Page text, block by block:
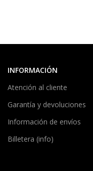
INFORMACIÓN
Atención al cliente
Garantía y devoluciones
Información de envíos
Billetera (info)